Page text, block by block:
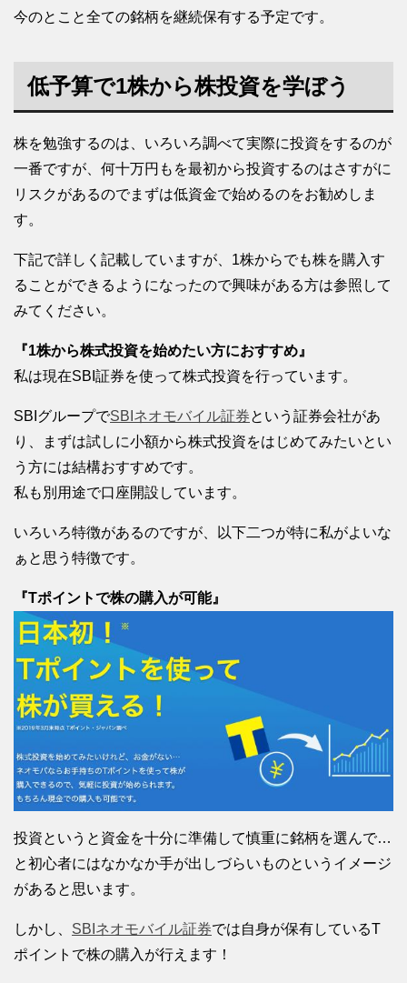
今のとこと全ての銘柄を継続保有する予定です。
低予算で1株から株投資を学ぼう
株を勉強するのは、いろいろ調べて実際に投資をするのが
一番ですが、何十万円もを最初から投資するのはさすがに
リスクがあるのでまずは低資金で始めるのをお勧めしま
す。
下記で詳しく記載していますが、1株からでも株を購入す
ることができるようになったので興味がある方は参照して
みてください。
『1株から株式投資を始めたい方におすすめ』
私は現在SBI証券を使って株式投資を行っています。
SBIグループでSBIネオモバイル証券という証券会社があ
り、まずは試しに小額から株式投資をはじめてみたいとい
う方には結構おすすめです。
私も別用途で口座開設しています。
いろいろ特徴があるのですが、以下二つが特に私がよいな
ぁと思う特徴です。
『Tポイントで株の購入が可能』
投資というと資金を十分に準備して慎重に銘柄を選んで…
と初心者にはなかなか手が出しづらいものというイメージ
があると思います。
しかし、 SBIネオモバイル証券では自身が保有しているT
ポイントで株の購入が行えます！